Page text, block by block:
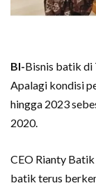
BI-Bisnis batik di
Apalagi kondisi
hingga 2023
2020.
CEO Rianty
batik terus